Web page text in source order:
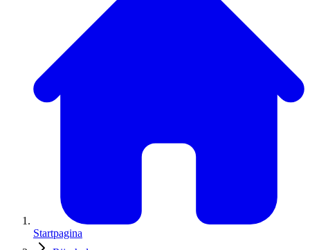
Startpagina